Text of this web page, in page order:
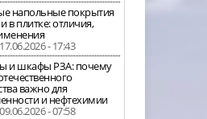
напольные покрытия
в плитке: отличия,
- 17:43
и шкафы РЗА: почему
важно для
и нефтехимии
- 07:58